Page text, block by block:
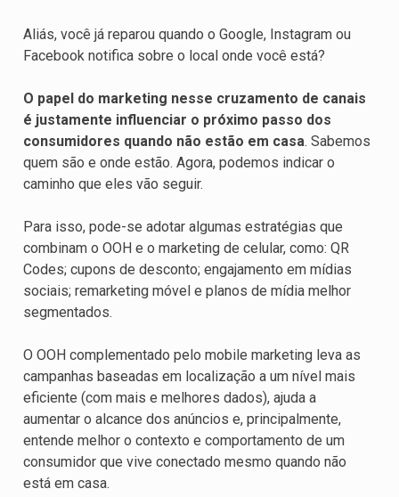
Aliás, você já reparou quando o Google, Instagram ou
Facebook notifica sobre o local onde você está?
O papel do marketing nesse cruzamento de canais
é justamente influenciar o próximo passo dos
consumidores quando não estão em casa. Sabemos
quem são e onde estão. Agora, podemos indicar o
caminho que eles vão seguir.
Para isso, pode-se adotar algumas estratégias que
combinam o OOH e o marketing de celular, como: QR
Codes; cupons de desconto; engajamento em mídias
sociais; remarketing móvel e planos de mídia melhor
segmentados.
O OOH complementado pelo mobile marketing leva as
campanhas baseadas em localização a um nível mais
eficiente (com mais e melhores dados), ajuda a
aumentar o alcance dos anúncios e, principalmente,
entende melhor o contexto e comportamento de um
consumidor que vive conectado mesmo quando não
está em casa.